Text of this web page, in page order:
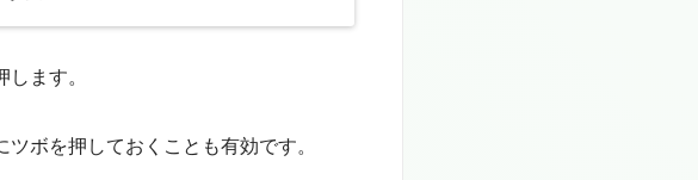
ます。
ボを押しておくことも有効です。